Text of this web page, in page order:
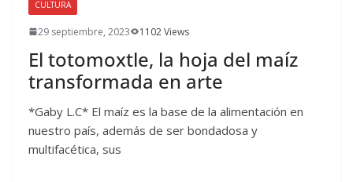
CULTURA
29 septiembre, 2023 1102 Views
El totomoxtle, la hoja del maíz
transformada en arte
*Gaby L.C* El maíz es la base de la alimentación en
nuestro país, además de ser bondadosa y
multifacética, sus